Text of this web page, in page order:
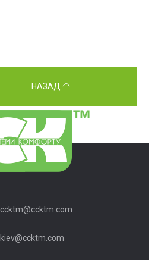
НАЗАД
ccktm@ccktm.com
kiev@ccktm.com